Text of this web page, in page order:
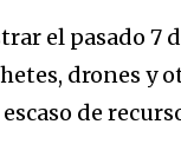
el pasado 7
drones y
de